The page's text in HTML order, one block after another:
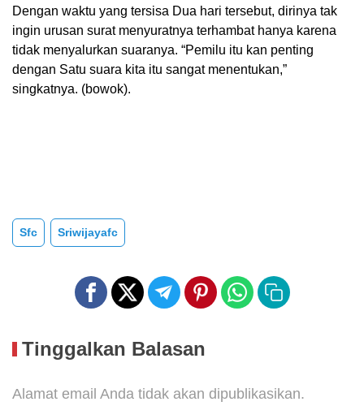
Dengan waktu yang tersisa Dua hari tersebut, dirinya tak
ingin urusan surat menyuratnya terhambat hanya karena
tidak menyalurkan suaranya. “Pemilu itu kan penting
dengan Satu suara kita itu sangat menentukan,”
singkatnya. (bowok).
Sfc Sriwijayafc
Tinggalkan Balasan
Alamat email Anda tidak akan dipublikasikan.